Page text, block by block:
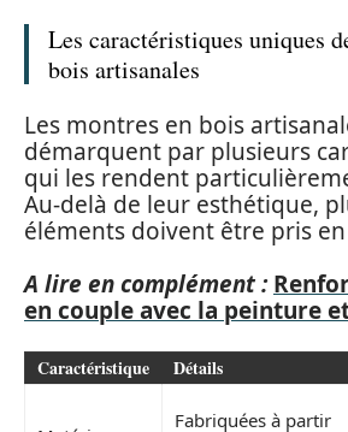
Les caractéristiques uniques
bois artisanales
Les montres en bois
démarquent par plusieurs
qui les rendent
Au-delà de leur esthétique,
éléments doivent être pris
A lire en complément :
en couple avec la peinture
Caractéristique Détails
Fabriquées à partir